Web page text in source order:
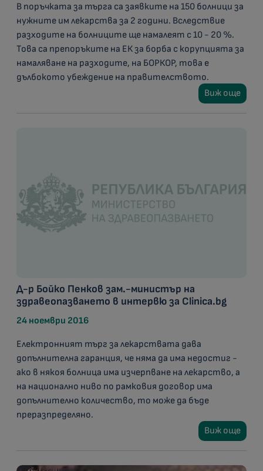
В поръчката за търга са заявките на 150 болници за
нужните им лекарства за 2 години. Вследствие
разходите на болниците ще намалеят с 10 - 20 %.
Това са препоръките на ЕК за борба с корупцията за
намаляване на разходите, на БОРКОР, това е
дълбокото убеждение на правителството.
Виж още
Д-р Бойко Пенков зам.-министър на
здравеопазването в интервю за Clinica.bg
24 ноември 2016
Електронният търг за лекарствата дава
допълнителна гаранция, че няма да има недостиг -
ако в някоя болница има изчерпване на лекарство, а
на национално ниво по рамковия договор има
допълнително количество, то може да бъде
преразпределяно.
Виж още